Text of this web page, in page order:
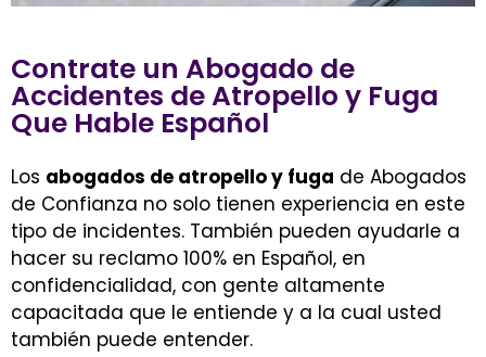
Contrate un Abogado de
Accidentes de Atropello y Fuga
Que Hable Español
Los abogados de atropello y fuga de Abogados
de Confianza no solo tienen experiencia en este
tipo de incidentes. También pueden ayudarle a
hacer su reclamo 100% en Español, en
confidencialidad, con gente altamente
capacitada que le entiende y a la cual usted
también puede entender.